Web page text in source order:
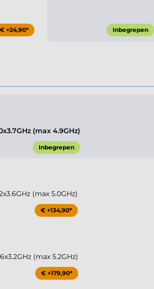
€ +24,90* Inbegrepen
(max 4.9GHz)
Inbegrepen
(max 5.0GHz)
€ +134,90*
(max 5.2GHz)
€ +179,90*